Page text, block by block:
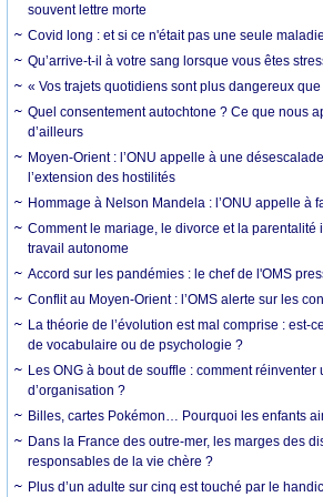
souvent lettre morte
Covid long : et si ce n'était pas une seule
Qu’arrive-t-il à votre sang lorsque vous êtes
« Vos trajets quotidiens sont plus dangereux
Quel consentement autochtone ? Ce que nous
d’ailleurs
Moyen-Orient : l’ONU appelle à une
l’extension des hostilités
Hommage à Nelson Mandela : l’ONU appelle à
Comment le mariage, le divorce et la parentalité
travail autonome
Accord sur les pandémies : le chef de l'OMS
Conflit au Moyen-Orient : l’OMS alerte sur les
La théorie de l’évolution est mal comprise : est-
de vocabulaire ou de psychologie ?
Les ONG à bout de souffle : comment
d’organisation ?
Billes, cartes Pokémon… Pourquoi les enfants
Dans la France des outre-mer, les marges des
responsables de la vie chère ?
Plus d’un adulte sur cinq est touché par le